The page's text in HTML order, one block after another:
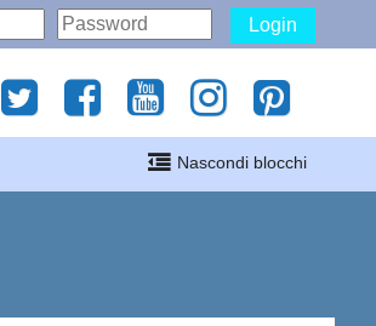
Login
Nascondi blocchi